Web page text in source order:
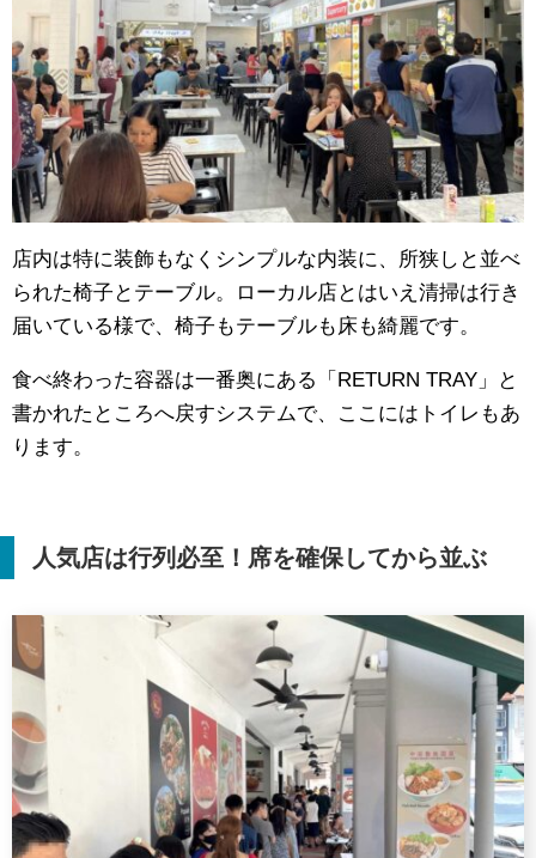
店内は特に装飾もなくシンプルな内装に、所狭しと並べ
られた椅子とテーブル。ローカル店とはいえ清掃は行き
届いている様で、椅子もテーブルも床も綺麗です。
食べ終わった容器は一番奥にある「RETURN TRAY」と
書かれたところへ戻すシステムで、ここにはトイレもあ
ります。
人気店は行列必至！席を確保してから並ぶ